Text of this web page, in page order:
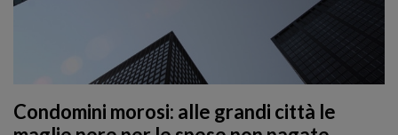
Condomini morosi: alle grandi città le